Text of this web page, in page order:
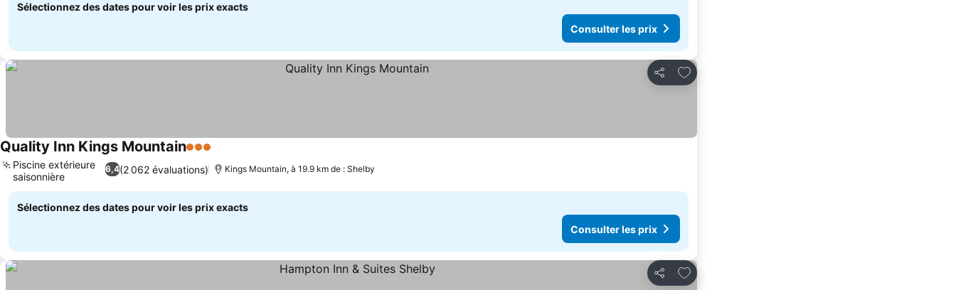
Sélectionnez des dates pour voir les prix exacts
Consulter les prix
Partager
Ajouter à mes favoris
Quality Inn Kings Mountain3 Étoiles
6,4(2 062 évaluations)
Piscine extérieure
saisonnière
Kings Mountain, à 19.9 km de : Shelby
Sélectionnez des dates pour voir les prix exacts
Consulter les prix
Partager
Ajouter à mes favoris